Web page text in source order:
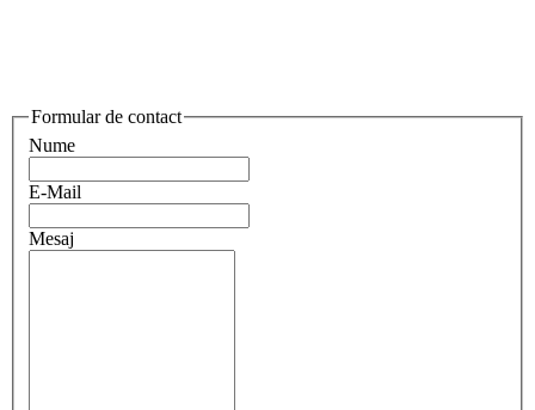
Formular de contact
Nume
E-Mail
Mesaj